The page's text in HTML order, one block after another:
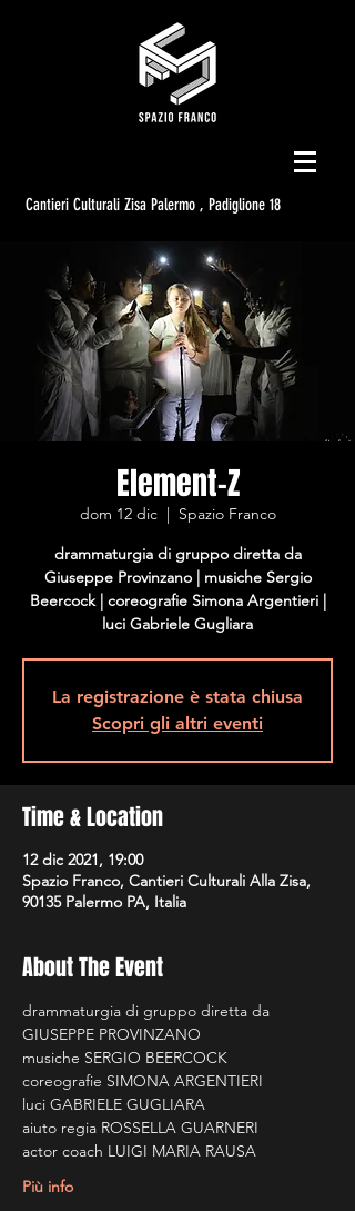
Cantieri Culturali Zisa Palermo , Padiglione 18
Element-Z
dom 12 dic
  |
Spazio Franco
drammaturgia di gruppo diretta da
Giuseppe Provinzano | musiche Sergio
Beercock | coreografie Simona Argentieri |
luci Gabriele Gugliara
La registrazione è stata chiusa
Scopri gli altri eventi
Time & Location
12 dic 2021, 19:00
Spazio Franco, Cantieri Culturali Alla Zisa,
90135 Palermo PA, Italia
About The Event
drammaturgia di gruppo diretta da
GIUSEPPE PROVINZANO
musiche SERGIO BEERCOCK
coreografie SIMONA ARGENTIERI
luci GABRIELE GUGLIARA
aiuto regia ROSSELLA GUARNERI
actor coach LUIGI MARIA RAUSA
Più info